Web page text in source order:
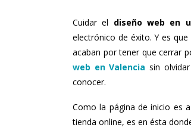
Cuidar el diseño web en
electrónico de éxito. Y es
acaban por tener que cerrar
web en Valencia sin
conocer.
Como la página de inicio es
tienda online, es en ésta